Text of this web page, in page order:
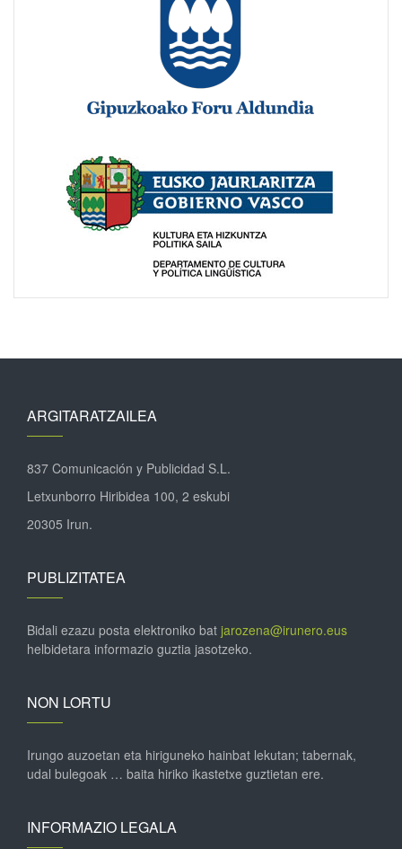
ARGITARATZAILEA
837 Comunicación y Publicidad S.L.
Letxunborro Hiribidea 100, 2 eskubi
20305 Irun.
PUBLIZITATEA
Bidali ezazu posta elektroniko bat jarozena@irunero.eus
helbidetara informazio guztia jasotzeko.
NON LORTU
Irungo auzoetan eta hiriguneko hainbat lekutan; tabernak,
udal bulegoak … baita hiriko ikastetxe guztietan ere.
INFORMAZIO LEGALA